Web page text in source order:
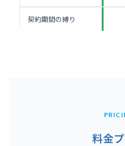
契約期間の縛り
料金